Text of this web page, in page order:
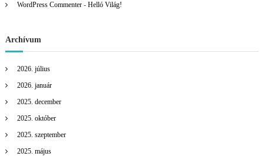
WordPress Commenter- Helló Világ!
Archívum
2026. július
2026. január
2025. december
2025. október
2025. szeptember
2025. május